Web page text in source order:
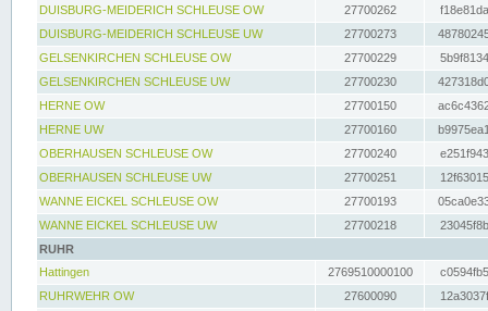
DUISBURG-MEIDERICH SCHLEUSE OW
27700262
DUISBURG-MEIDERICH SCHLEUSE UW
27700273
GELSENKIRCHEN SCHLEUSE OW
27700229
GELSENKIRCHEN SCHLEUSE UW
27700230
HERNE OW
27700150
HERNE UW
27700160
OBERHAUSEN SCHLEUSE OW
27700240
OBERHAUSEN SCHLEUSE UW
27700251
WANNE EICKEL SCHLEUSE OW
27700193
WANNE EICKEL SCHLEUSE UW
27700218
RUHR
Hattingen
2769510000100
RUHRWEHR OW
27600090